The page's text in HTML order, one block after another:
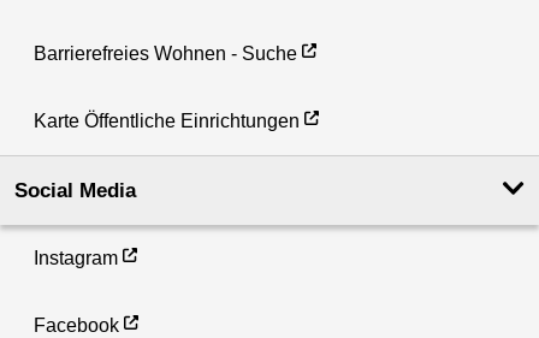
Barrierefreies Wohnen - Suche
Karte Öffentliche Einrichtungen
Social Media
Instagram
Facebook